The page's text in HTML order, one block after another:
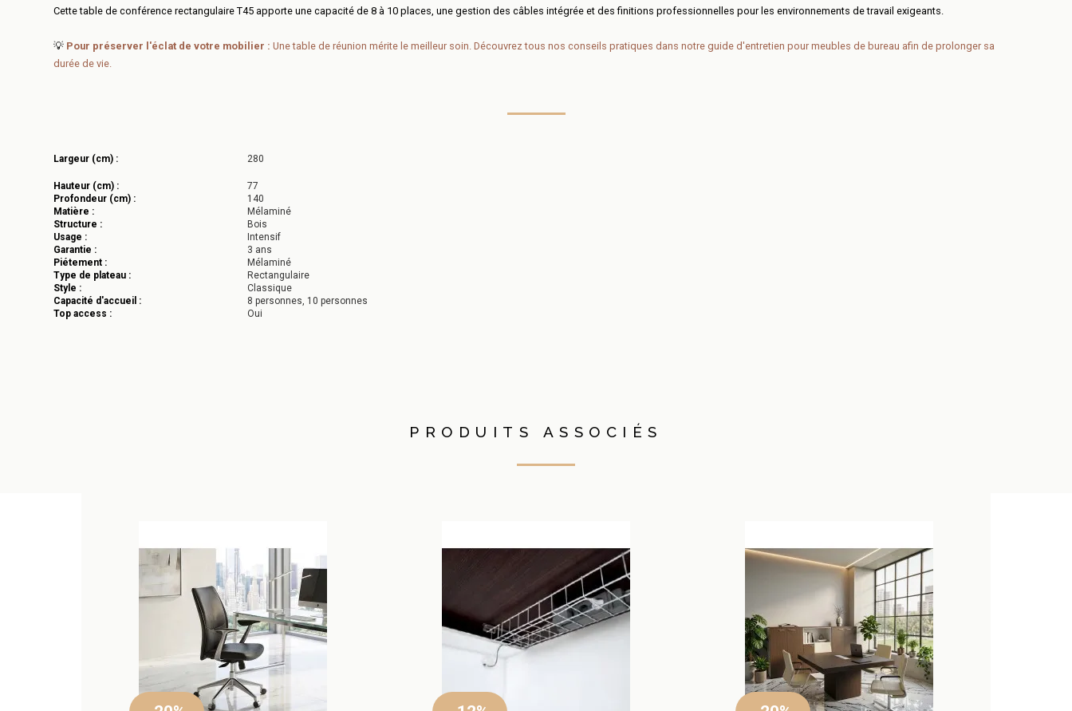
Cette table de conférence rectangulaire T45 apporte une capacité de 8 à 10 places, une gestion des câbles intégrée et des finitions professionnelles pour les environnements de travail exigeants.
💡 Pour préserver l'éclat de votre mobilier : Une table de réunion mérite le meilleur soin. Découvrez tous nos conseils pratiques dans notre guide d'entretien pour meubles de bureau afin de prolonger sa
durée de vie.
Largeur (cm) : 280
Hauteur (cm) :
77
Profondeur (cm) :
140
Matière :
Mélaminé
Structure :
Bois
Usage :
Intensif
Garantie :
3 ans
Piétement :
Mélaminé
Type de plateau :
Rectangulaire
Style :
Classique
Capacité d'accueil :
8 personnes, 10 personnes
Top access :
Oui
PRODUITS ASSOCIÉS